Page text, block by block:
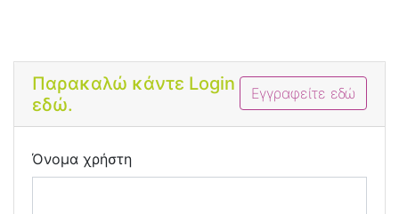
Εγγραφείτε εδώ
Παρακαλώ κάντε Login
εδώ.
Όνομα χρήστη